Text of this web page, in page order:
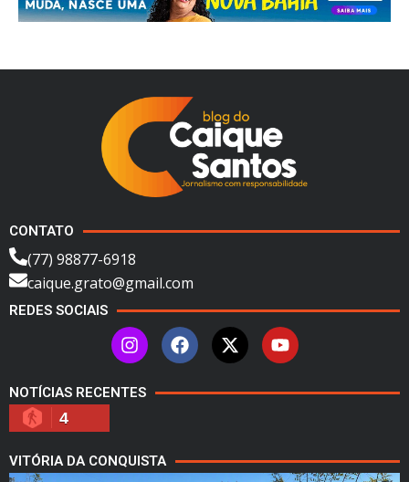
CONTATO
(77) 98877-6918
caique.grato@gmail.com
REDES SOCIAIS
NOTÍCIAS RECENTES
4
VITÓRIA DA CONQUISTA